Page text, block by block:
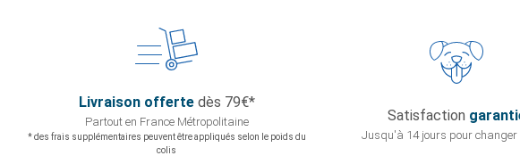
Livraison offertedès 79€*
Partout en France Métropolitaine
* des frais supplémentaires peuvent être appliqués selon le poids du
colis
Satisfaction
Jusqu'à 14 jours pour